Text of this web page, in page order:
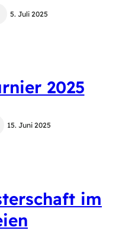
5. Juli 2025
2025
15. Juni 2025
im